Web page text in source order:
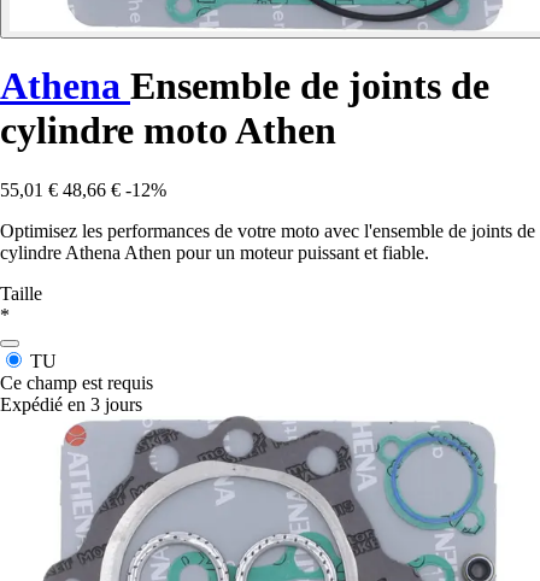
Athena Ensemble de joints de
cylindre moto Athen
55,01 € 48,66 € -12%
Optimisez les performances de votre moto avec l'ensemble de joints de
cylindre Athena Athen pour un moteur puissant et fiable.
Taille
*
TU
Ce champ est requis
Expédié en 3 jours